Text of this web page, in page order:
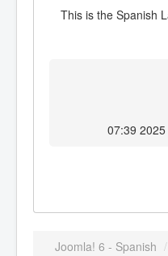
This is the Spanish
/
Joomla! 6 - Spanish